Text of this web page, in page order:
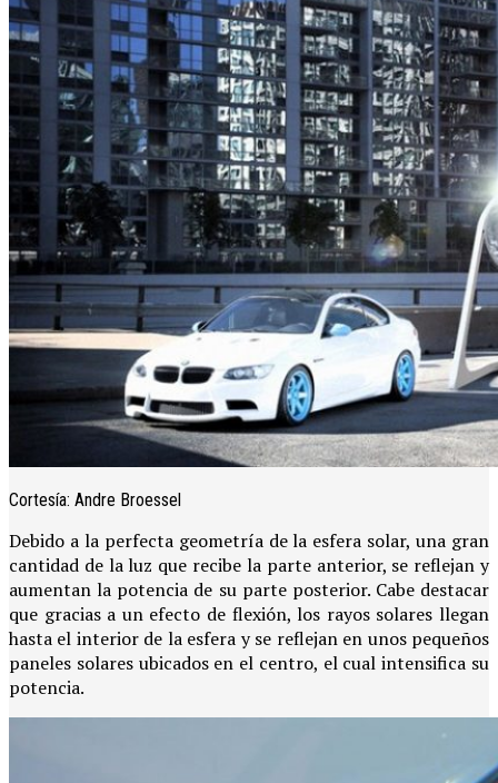
Cortesía: Andre Broessel
Debido a la perfecta geometría de la esfera solar, una gran
cantidad de la luz que recibe la parte anterior, se reflejan y
aumentan la potencia de su parte posterior. Cabe destacar
que gracias a un efecto de flexión, los rayos solares llegan
hasta el interior de la esfera y se reflejan en unos pequeños
paneles solares ubicados en el centro, el cual intensifica su
potencia.